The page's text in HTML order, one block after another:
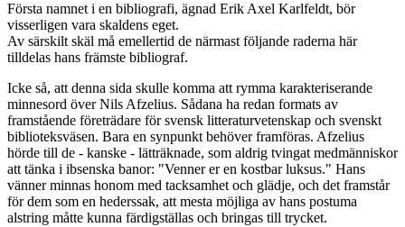
Första namnet i en bibliografi, ägnad Erik Axel Karlfeldt, bör
visserligen vara skaldens eget.
Av särskilt skäl må emellertid de närmast följande raderna här
tilldelas hans främste bibliograf.
Icke så, att denna sida skulle komma att rymma karakteriserande
minnesord över Nils Afzelius. Sådana ha redan formats av
framstående företrädare för svensk litteraturvetenskap och svenskt
biblioteksväsen. Bara en synpunkt behöver framföras. Afzelius
hörde till de - kanske - lätträknade, som aldrig tvingat medmänniskor
att tänka i ibsenska banor: "Venner er en kostbar luksus." Hans
vänner minnas honom med tacksamhet och glädje, och det framstår
för dem som en hederssak, att mesta möjliga av hans postuma
alstring måtte kunna färdigställas och bringas till trycket.